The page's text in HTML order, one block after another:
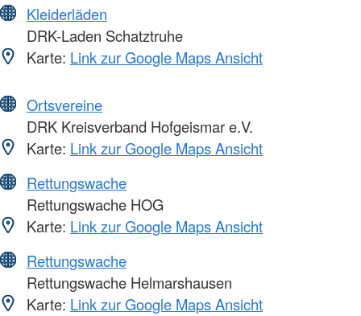
Kleiderläden
DRK-Laden Schatztruhe
Karte: Link zur Google Maps Ansicht
Ortsvereine
DRK Kreisverband Hofgeismar e.V.
Karte: Link zur Google Maps Ansicht
Rettungswache
Rettungswache HOG
Karte: Link zur Google Maps Ansicht
Rettungswache
Rettungswache Helmarshausen
Karte: Link zur Google Maps Ansicht